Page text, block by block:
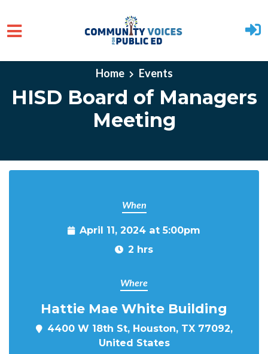
Skip to main content
Home Events
HISD Board of Managers
Meeting
When
April 11, 2024 at 5:00pm
2 hrs
Where
Hattie Mae White Building
4400 W 18th St, Houston, TX 77092,
United States